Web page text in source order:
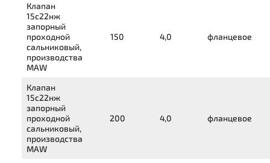
Клапан
15с22нж
запорный
проходной
сальниковый,
производства
MAW
150 4,0 фланцевое
Клапан
15с22нж
запорный
проходной
сальниковый,
производства
MAW
200 4,0 фланцевое